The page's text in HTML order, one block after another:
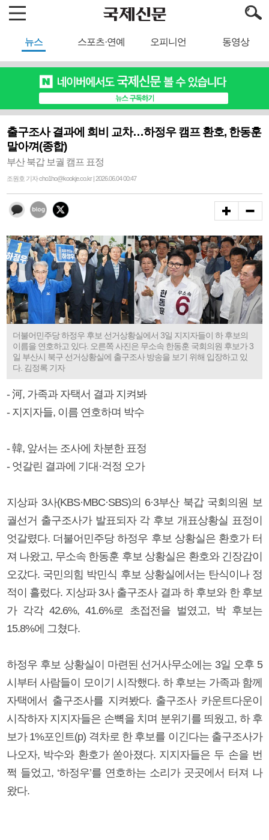
뉴스 스포츠·연예 오피니언 동영상
출구조사 결과에 희비 교차…하정우 캠프 환호, 한동훈
말아껴(종합)
부산 북갑 보궐 캠프 표정
조원호 기자 cho1ho@kookje.co.kr | 2026.06.04 00:47
더불어민주당 하정우 후보 선거상황실에서 3일 지지자들이 하 후보의
이름을 연호하고 있다. 오른쪽 사진은 무소속 한동훈 국회의원 후보가 3
일 부산시 북구 선거상황실에 출구조사 방송을 보기 위해 입장하고 있
다. 김정록 기자
- 河, 가족과 자택서 결과 지켜봐
- 지지자들, 이름 연호하며 박수
- 韓, 앞서는 조사에 차분한 표정
- 엇갈린 결과에 기대·걱정 오가
지상파 3사(KBS·MBC·SBS)의 6·3부산 북갑 국회의원 보
궐선거 출구조사가 발표되자 각 후보 개표상황실 표정이
엇갈렸다. 더불어민주당 하정우 후보 상황실은 환호가 터
져 나왔고, 무소속 한동훈 후보 상황실은 환호와 긴장감이
오갔다. 국민의힘 박민식 후보 상황실에서는 탄식이나 정
적이 흘렀다. 지상파 3사 출구조사 결과 하 후보와 한 후보
가 각각 42.6%, 41.6%로 초접전을 벌였고, 박 후보는
15.8%에 그쳤다.
하정우 후보 상황실이 마련된 선거사무소에는 3일 오후 5
시부터 사람들이 모이기 시작했다. 하 후보는 가족과 함께
자택에서 출구조사를 지켜봤다. 출구조사 카운트다운이
시작하자 지지자들은 손뼉을 치며 분위기를 띄웠고, 하 후
보가 1%포인트(p) 격차로 한 후보를 이긴다는 출구조사가
나오자, 박수와 환호가 쏟아졌다. 지지자들은 두 손을 번
쩍 들었고, ‘하정우’를 연호하는 소리가 곳곳에서 터져 나
왔다.